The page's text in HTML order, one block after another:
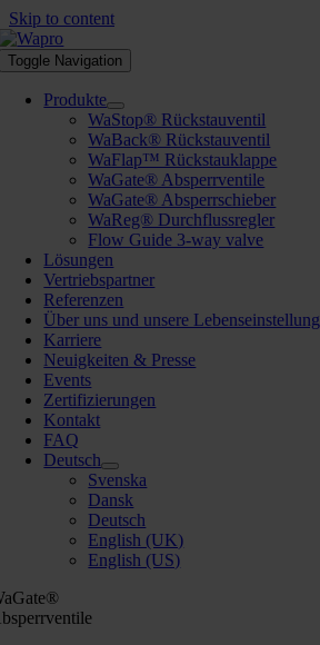
Skip to content
Toggle Navigation
Produkte
WaStop® Rückstauventil
WaBack® Rückstauventil
WaFlap™ Rückstauklappe
WaGate® Absperrventile
WaGate® Absperrschieber
WaReg® Durchflussregler
Flow Guide 3-way valve
Lösungen
Vertriebspartner
Referenzen
Über uns und unsere Lebenseinstellung
Karriere
Neuigkeiten & Presse
Events
Zertifizierungen
Kontakt
FAQ
Deutsch
Svenska
Dansk
Deutsch
English (UK)
English (US)